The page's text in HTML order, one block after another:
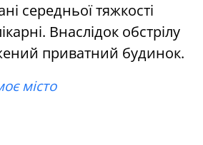
середньої тяжкості
Внаслідок обстрілу
приватний будинок.
місто